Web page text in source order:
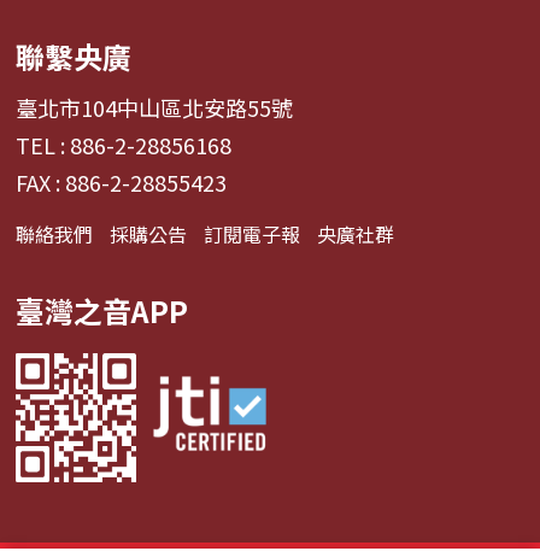
聯繫央廣
臺北市104中山區北安路55號
TEL : 886-2-28856168
FAX : 886-2-28855423
聯絡我們 採購公告 訂閱電子報 央廣社群
臺灣之音APP